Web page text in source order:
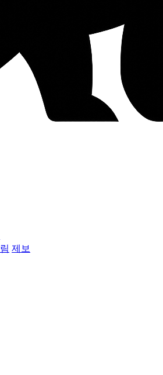
제보